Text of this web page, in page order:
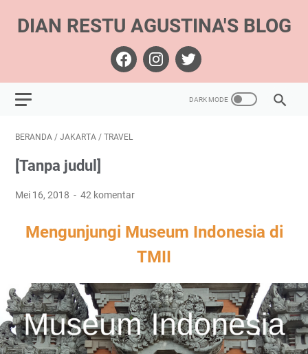
DIAN RESTU AGUSTINA'S BLOG
BERANDA / JAKARTA / TRAVEL
[Tanpa judul]
Mei 16, 2018 42 komentar
Mengunjungi Museum Indonesia di
TMII